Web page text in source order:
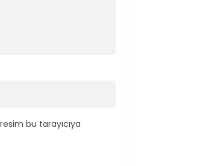
bu tarayıcıya